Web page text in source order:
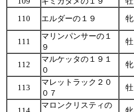
110
エルダーの１９ 牝
111
マリンパンサーの１
９
牡
112
マルケッタの１９１
０
牝
113
マレットラック２０
０７
牡
マロンクリスティの